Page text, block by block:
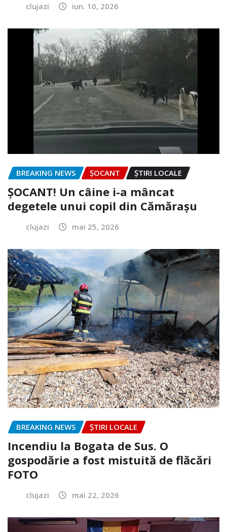
clujazi iun. 10, 2026
BREAKING NEWS ȘOCANT ȘTIRI LOCALE
ȘOCANT! Un câine i-a mâncat
degetele unui copil din Cămărașu
clujazi mai 25, 2026
BREAKING NEWS ȘTIRI LOCALE
Incendiu la Bogata de Sus. O
gospodărie a fost mistuită de flăcări
FOTO
clujazi mai 22, 2026